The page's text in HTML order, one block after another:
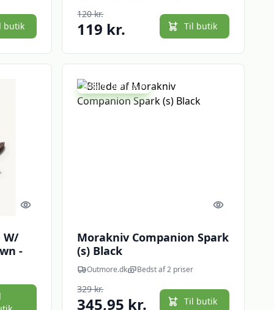
butik
120 kr.
119 kr. Til butik
Quick look
W/
-
Udsalg - spar 28 %
Quick look
Morakniv Companion Spark
(s) Black
Outmore.dk Bedst af 2 priser
329 kr.
345,95 kr. Til butik